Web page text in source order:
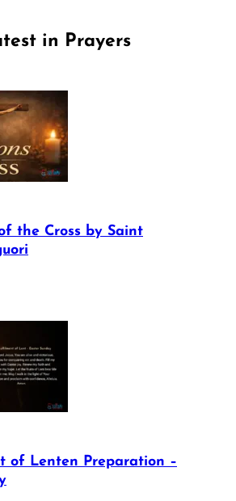
in Prayers
the Cross by Saint
of Lenten Preparation –